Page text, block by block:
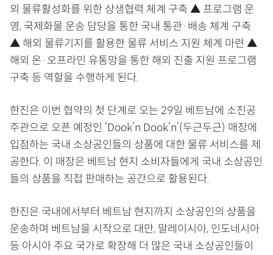
외 물류활성화를 위한 상생협력 체계 구축 ▲ 프로그램 운
영, 국제화물 운송 담당을 통한 국내 통관·배송 체계 구축
▲ 해외 물류기지를 활용한 물류 서비스 지원 체계 마련 ▲
해외 온·오프라인 유통망을 통한 해외 진출 지원 프로그램
구축 등 역할을 수행하게 된다.
한진은 이번 협약의 첫 단계로 오는 29일 베트남에 소진공
주관으로 오픈 예정인 ‘Dook’n Dook’n’(두근두근) 매장에
입점하는 국내 소상공인들의 상품에 대한 물류 서비스를 제
공한다. 이 매장은 베트남 현지 소비자들에게 국내 소상공인
들의 상품을 직접 판매하는 공간으로 활용된다.
한진은 국내에서부터 베트남 현지까지 소상공인의 상품을
운송하며 베트남을 시작으로 대만, 말레이시아, 인도네시아
등 아시아 주요 국가로 확장해 더 많은 국내 소상공인들이